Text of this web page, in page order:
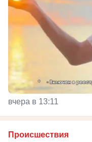
вчера в 13:11
Происшествия